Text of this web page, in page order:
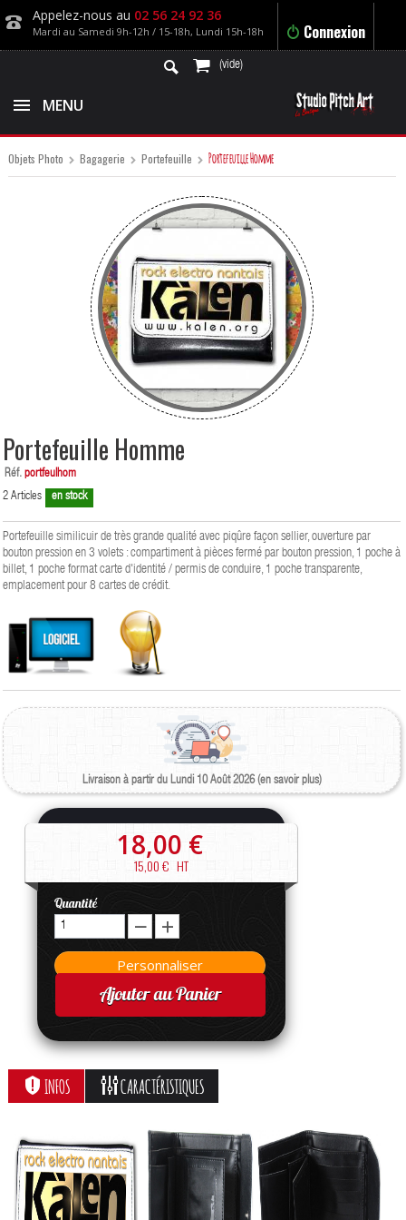
Connexion
Appelez-nous au 02 56 24 92 36
Mardi au Samedi 9h-12h / 15-18h, Lundi 15h-18h
(vide)
MENU
Objets Photo Bagagerie Portefeuille Portefeuille Homme
Portefeuille Homme
Réf. portfeulhom
2 Articles en stock
Portefeuille similicuir de très grande qualité avec piqûre façon sellier, ouverture par
bouton pression en 3 volets : compartiment à pièces fermé par bouton pression, 1 poche à
billet, 1 poche format carte d'identité / permis de conduire, 1 poche transparente,
emplacement pour 8 cartes de crédit.
Livraison à partir du Lundi 10 Août 2026 (en savoir plus)
18,00 €
15,00 € HT
Quantité
Ajouter au Panier
INFOS CARACTÉRISTIQUES